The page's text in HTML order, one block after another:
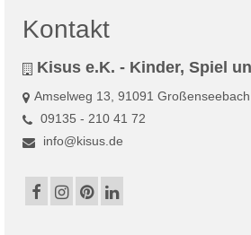
Kontakt
Kisus e.K. - Kinder, Spiel
Amselweg 13, 91091 Großenseebach
09135 - 210 41 72
info@kisus.de